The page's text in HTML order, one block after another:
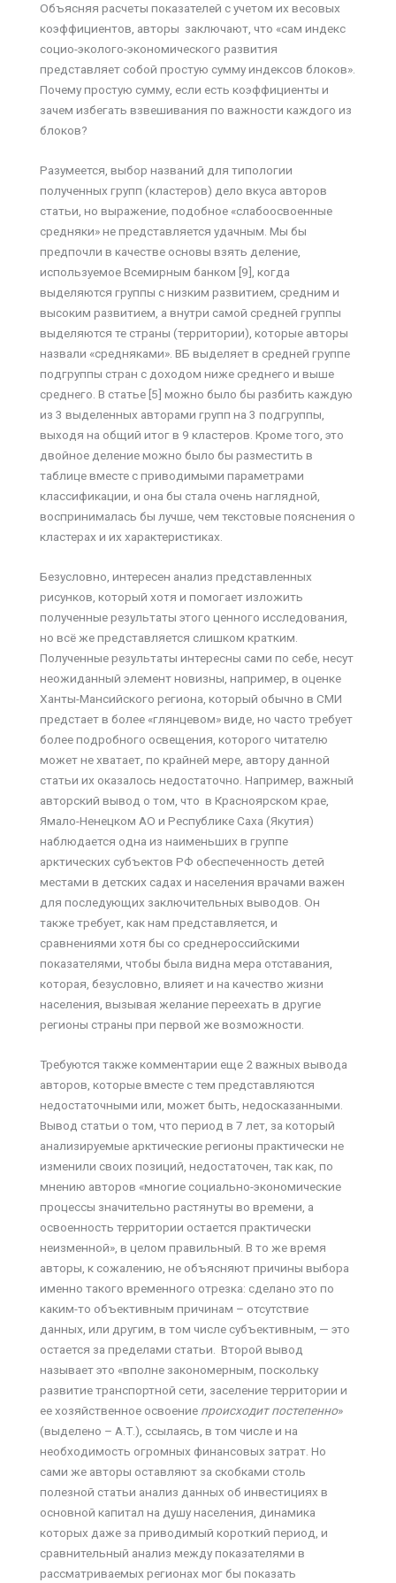
Объясняя расчеты показателей с учетом их весовых
коэффициентов, авторы заключают, что «сам индекс
социо-эколого-экономического развития
представляет собой простую сумму индексов блоков».
Почему простую сумму, если есть коэффициенты и
зачем избегать взвешивания по важности каждого из
блоков?
Разумеется, выбор названий для типологии
полученных групп (кластеров) дело вкуса авторов
статьи, но выражение, подобное «слабоосвоенные
средняки» не представляется удачным. Мы бы
предпочли в качестве основы взять деление,
используемое Всемирным банком [9], когда
выделяются группы с низким развитием, средним и
высоким развитием, а внутри самой средней группы
выделяются те страны (территории), которые авторы
назвали «средняками». ВБ выделяет в средней группе
подгруппы стран с доходом ниже среднего и выше
среднего. В статье [5] можно было бы разбить каждую
из 3 выделенных авторами групп на 3 подгруппы,
выходя на общий итог в 9 кластеров. Кроме того, это
двойное деление можно было бы разместить в
таблице вместе с приводимыми параметрами
классификации, и она бы стала очень наглядной,
воспринималась бы лучше, чем текстовые пояснения о
кластерах и их характеристиках.
Безусловно, интересен анализ представленных
рисунков, который хотя и помогает изложить
полученные результаты этого ценного исследования,
но всё же представляется слишком кратким.
Полученные результаты интересны сами по себе, несут
неожиданный элемент новизны, например, в оценке
Ханты-Мансийского региона, который обычно в СМИ
предстает в более «глянцевом» виде, но часто требует
более подробного освещения, которого читателю
может не хватает, по крайней мере, автору данной
статьи их оказалось недостаточно. Например, важный
авторский вывод о том, что в Красноярском крае,
Ямало-Ненецком АО и Республике Саха (Якутия)
наблюдается одна из наименьших в группе
арктических субъектов РФ обеспеченность детей
местами в детских садах и населения врачами важен
для последующих заключительных выводов. Он
также требует, как нам представляется, и
сравнениями хотя бы со среднероссийскими
показателями, чтобы была видна мера отставания,
которая, безусловно, влияет и на качество жизни
населения, вызывая желание переехать в другие
регионы страны при первой же возможности.
Требуются также комментарии еще 2 важных вывода
авторов, которые вместе с тем представляются
недостаточными или, может быть, недосказанными.
Вывод статьи о том, что период в 7 лет, за который
анализируемые арктические регионы практически не
изменили своих позиций, недостаточен, так как, по
мнению авторов «многие социально-экономические
процессы значительно растянуты во времени, а
освоенность территории остается практически
неизменной», в целом правильный. В то же время
авторы, к сожалению, не объясняют причины выбора
именно такого временного отрезка: сделано это по
каким-то объективным причинам – отсутствие
данных, или другим, в том числе субъективным, — это
остается за пределами статьи. Второй вывод
называет это «вполне закономерным, поскольку
развитие транспортной сети, заселение территории и
ее хозяйственное освоение происходит постепенно»
(выделено – А.Т.), ссылаясь, в том числе и на
необходимость огромных финансовых затрат. Но
сами же авторы оставляют за скобками столь
полезной статьи анализ данных об инвестициях в
основной капитал на душу населения, динамика
которых даже за приводимый короткий период, и
сравнительный анализ между показателями в
рассматриваемых регионах мог бы показать